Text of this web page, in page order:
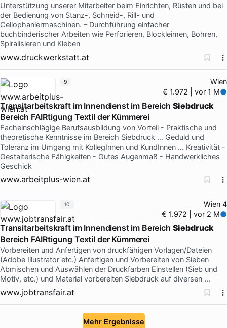
Unterstützung unserer Mitarbeiter beim Einrichten, Rüsten und bei
der Bedienung von Stanz-, Schneid-, Rill- und
Cellophaniermaschinen. – Durchführung einfacher
buchbinderischer Arbeiten wie Perforieren, Blockleimen, Bohren,
Spiralisieren und Kleben
www.druckwerkstatt.at
Wien
€ 1.972 | vor 1 M
Transitarbeitskraft im Innendienst im Bereich Siebdruck
Bereich FAIRtigung Textil der Kümmerei
Facheinschlägige Berufsausbildung von Vorteil - Praktische und
theoretische Kenntnisse im Bereich Siebdruck … Geduld und
Toleranz im Umgang mit KollegInnen und KundInnen … Kreativität -
Gestalterische Fähigkeiten - Gutes Augenmaß - Handwerkliches
Geschick
www.arbeitplus-wien.at
9
Wien 4
€ 1.972 | vor 2 M
Transitarbeitskraft im Innendienst im Bereich Siebdruck
Bereich FAIRtigung Textil der Kümmerei
Vorbereiten und Anfertigen von druckfähigen Vorlagen/Dateien
(Adobe Illustrator etc.) Anfertigen und Vorbereiten von Sieben
Abmischen und Auswählen der Druckfarben Einstellen (Sieb und
Motiv, etc.) und Material vorbereiten Siebdruck auf diversen …
www.jobtransfair.at
10
Mehr Ergebnisse